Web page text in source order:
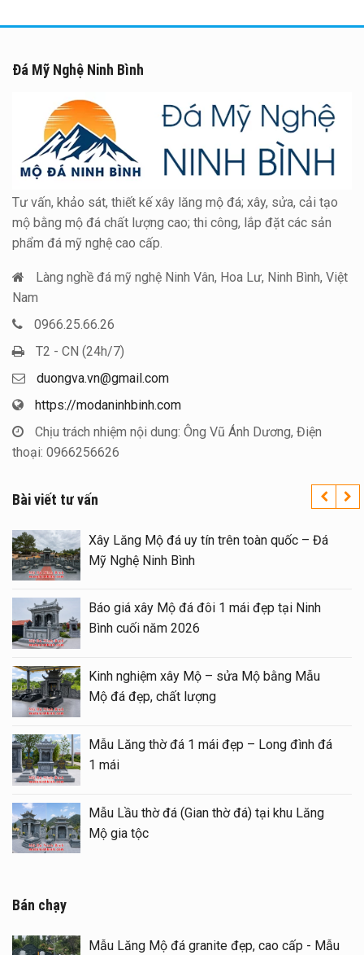
Đá Mỹ Nghệ Ninh Bình
Tư vấn, khảo sát, thiết kế xây lăng mộ đá; xây, sửa, cải tạo
mộ bằng mộ đá chất lượng cao; thi công, lắp đặt các sản
phẩm đá mỹ nghệ cao cấp.
Làng nghề đá mỹ nghệ Ninh Vân, Hoa Lư, Ninh Bình, Việt
Nam
0966.25.66.26
T2 - CN (24h/7)
duongva.vn@gmail.com
https://modaninhbinh.com
Chịu trách nhiệm nội dung: Ông Vũ Ánh Dương, Điện
thoại: 0966256626
Bài viết tư vấn
Xây Lăng Mộ đá uy tín trên toàn quốc – Đá
Mỹ Nghệ Ninh Bình
Báo giá xây Mộ đá đôi 1 mái đẹp tại Ninh
Bình cuối năm 2026
Kinh nghiệm xây Mộ – sửa Mộ bằng Mẫu
Mộ đá đẹp, chất lượng
Mẫu Lăng thờ đá 1 mái đẹp – Long đình đá
1 mái
Mẫu Lầu thờ đá (Gian thờ đá) tại khu Lăng
Mộ gia tộc
Bán chạy
Mẫu Lăng Mộ đá granite đẹp, cao cấp - Mẫu